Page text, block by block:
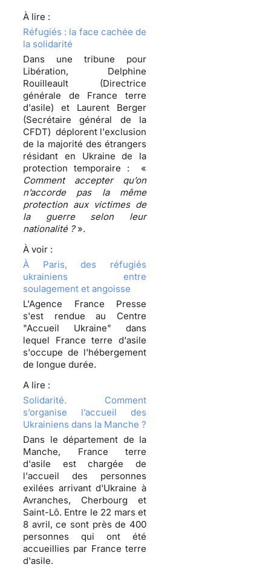
À lire :
Réfugiés : la face cachée de
la solidarité
Dans une tribune pour
Libération, Delphine
Rouilleault (Directrice
générale de France terre
d'asile) et Laurent Berger
(Secrétaire général de la
CFDT) déplorent l'exclusion
de la majorité des étrangers
résidant en Ukraine de la
protection temporaire : «
Comment accepter qu’on
n’accorde pas la même
protection aux victimes de
la guerre selon leur
nationalité ?».
À voir :
À Paris, des réfugiés
ukrainiens entre
soulagement et angoisse
L'Agence France Presse
s'est rendue au Centre
"Accueil Ukraine" dans
lequel France terre d'asile
s'occupe de l'hébergement
de longue durée.
A lire :
Solidarité. Comment
s’organise l’accueil des
Ukrainiens dans la Manche ?
Dans le département de la
Manche, France terre
d'asile est chargée de
l'accueil des personnes
exilées arrivant d'Ukraine à
Avranches, Cherbourg et
Saint-Lô. Entre le 22 mars et
8 avril, ce sont près de 400
personnes qui ont été
accueillies par France terre
d'asile.